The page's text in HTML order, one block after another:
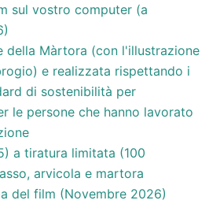
sul vostro computer (a
della Màrtora (con l'illustrazione
e realizzata rispettando i
di sostenibilità per
le persone che hanno lavorato
a tiratura limitata (100
arvicola e martora
del film (Novembre 2026)